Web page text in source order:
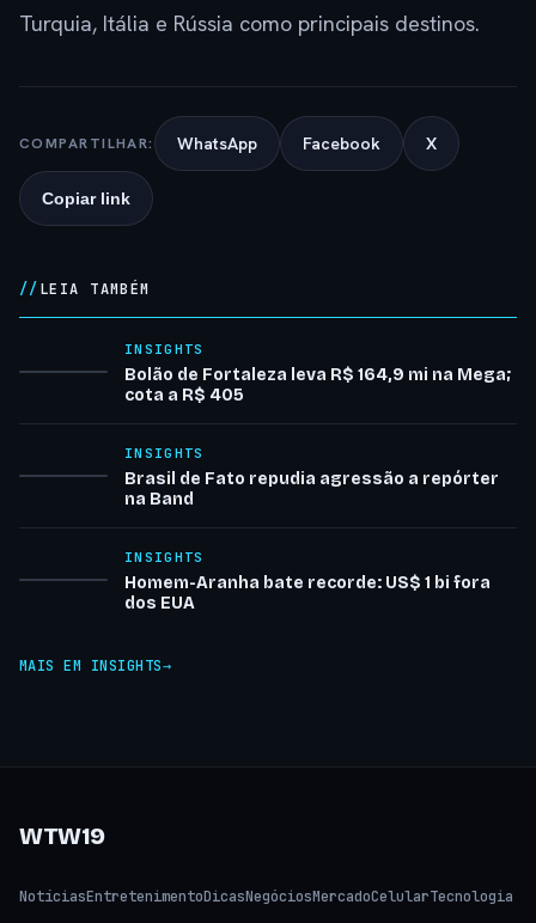
Turquia, Itália e Rússia como principais destinos.
COMPARTILHAR: WhatsApp Facebook X
Copiar link
LEIA TAMBÉM
INSIGHTS
Bolão de Fortaleza leva R$ 164,9 mi na Mega;
cota a R$ 405
INSIGHTS
Brasil de Fato repudia agressão a repórter
na Band
INSIGHTS
Homem-Aranha bate recorde: US$ 1 bi fora
dos EUA
MAIS EM INSIGHTS
WTW19
NotíciasEntretenimentoDicasNegóciosMercadoCelularTecnologia